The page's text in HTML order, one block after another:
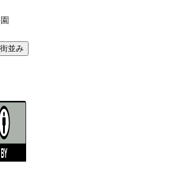
並み